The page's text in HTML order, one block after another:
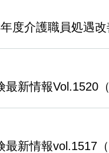
度介護職員処遇
最新情報Vol.1520
最新情報vol.1517